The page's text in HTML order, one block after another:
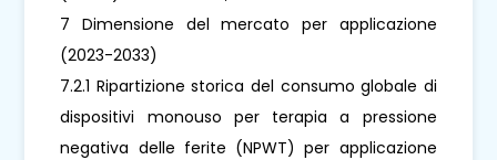
7 Dimensione del mercato per applicazione
(2023-2033)
7.2.1 Ripartizione storica del consumo globale di
dispositivi monouso per terapia a pressione
negativa delle ferite (NPWT) per applicazione